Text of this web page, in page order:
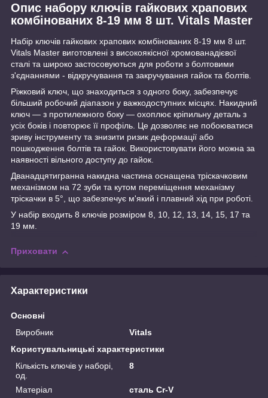
Опис набору ключів гайкових храпових
комбінованих 8-19 мм 8 шт. Vitals Master
Набір ключів гайкових храпових комбінованих 8-19 мм 8 шт.
Vitals Master виготовлені з високоякісної хромованадієвої
сталі та широко застосовуються для роботи з болтовими
з'єднаннями - відкручування та закручування гайок та болтів.
Ріжковий ключ, що знаходиться з одного боку, забезпечує
більший робочий діапазон у важкодоступних місцях. Накидний
ключ — з протилежного боку — охоплює кріпильну деталь з
усіх боків і повторює її профіль. Це дозволяє не побоюватися
зриву інструменту та знизити ризик деформації або
пошкодження болтів та гайок. Використовувати його можна за
наявності вільного доступу до гайок.
Дванадцятигранна накидна частина оснащена тріскачковим
механізмом на 72 зуби та кутом переміщення механізму
тріскачки в 5°, що забезпечує м'який і плавний хід при роботі.
У набір входить 8 ключів розміром 8, 10, 12, 13, 14, 15, 17 та
19 мм.
Приховати
Характеристики
Основні
Виробник
Vitals
Користувальницькі характеристики
Кількість ключів у наборі,
од.
8
Матеріал
сталь Cr-V